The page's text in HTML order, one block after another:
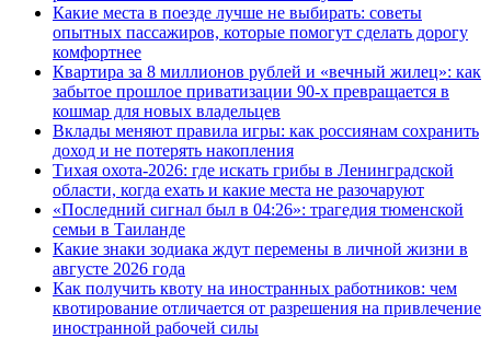
Какие места в поезде лучше не выбирать: советы
опытных пассажиров, которые помогут сделать дорогу
комфортнее
Квартира за 8 миллионов рублей и «вечный жилец»: как
забытое прошлое приватизации 90-х превращается в
кошмар для новых владельцев
Вклады меняют правила игры: как россиянам сохранить
доход и не потерять накопления
Тихая охота-2026: где искать грибы в Ленинградской
области, когда ехать и какие места не разочаруют
«Последний сигнал был в 04:26»: трагедия тюменской
семьи в Таиланде
Какие знаки зодиака ждут перемены в личной жизни в
августе 2026 года
Как получить квоту на иностранных работников: чем
квотирование отличается от разрешения на привлечение
иностранной рабочей силы